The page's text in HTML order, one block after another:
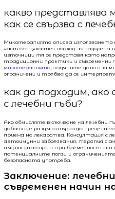
какво
как се свързва с
Микотерапията описва използването
част от цялостен подход за подкрепа
източници тя се представя като
традиционни практики и съвременни
микотерапията, научните данни за
ограничени и трябва да се
как да подходим, ако
с лечебни гъби?
Ако обмисляте включване на лечебни
добавки, е разумно първо да
приема на лекарства. Консултация с
автоимунни заболявания, терапия с
имуносупресори и при бременност
потенциалните ползи и
безопасната употреба.
Заключение:
съвременен начин